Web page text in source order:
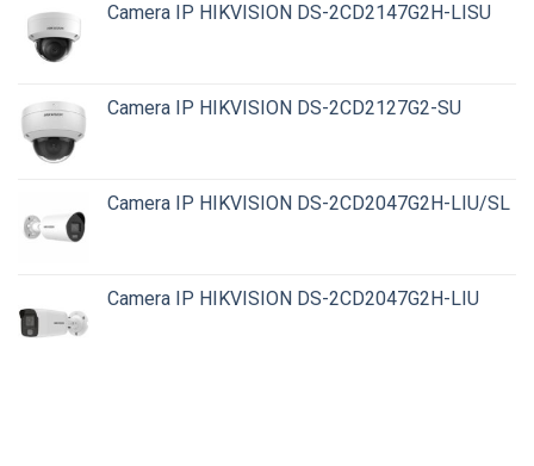
Camera IP HIKVISION DS-2CD2147G2H-LISU
Camera IP HIKVISION DS-2CD2127G2-SU
Camera IP HIKVISION DS-2CD2047G2H-LIU/SL
Camera IP HIKVISION DS-2CD2047G2H-LIU